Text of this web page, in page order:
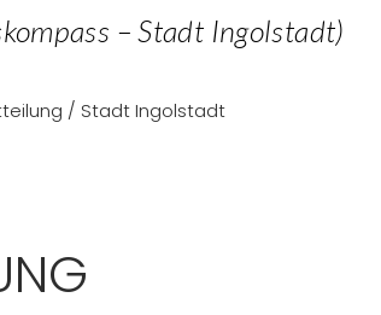
– Stadt Ingolstadt)
/ Stadt Ingolstadt